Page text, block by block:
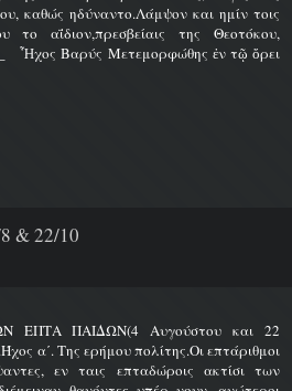
καθώς ηδύναντο.Λάμψον και ημίν τοις
αΐδιον,πρεσβείαις της Θεοτόκου,
Ἦχος Βαρύς Μετεμορφώθης ἐν τῷ ὄρει
& 22/10
ΕΠΤΑ ΠΑΙΔΩΝ(4 Αυγούστου και 22
α΄. Της ερήμου πολίτης.Οι επτάριθμοι
εν ταις επταδώροις ακτίσι των